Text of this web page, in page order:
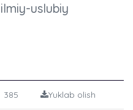
uslubiy
385 Yuklab olish